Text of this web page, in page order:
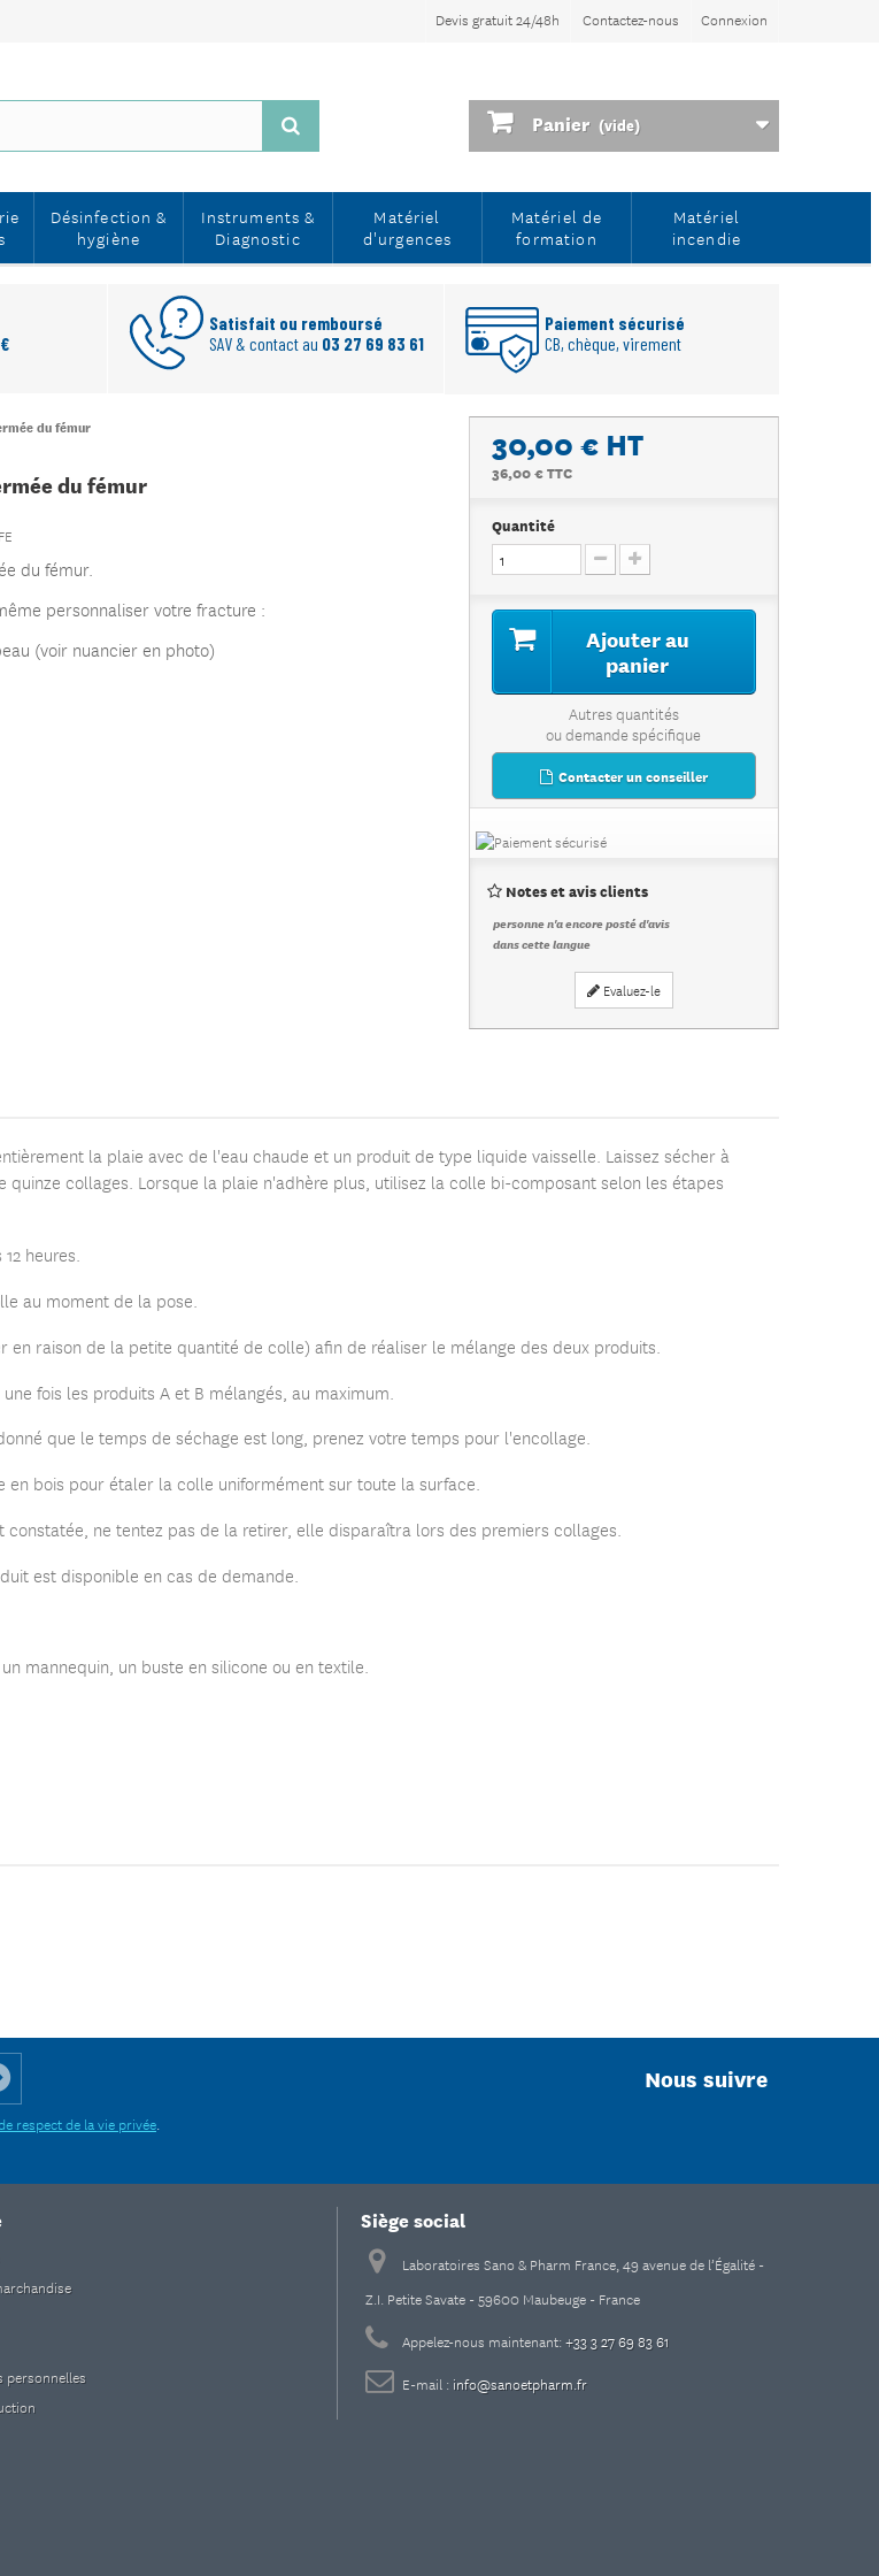
Connexion
Contactez-nous
Devis gratuit 24/48h
Panier (vide)
Désinfection &
hygiène
Instruments &
Diagnostic
Matériel
d'urgences
Matériel de
formation
Matériel
incendie
Satisfait ou remboursé
SAV & contact au 03 27 69 83 61
Paiement sécurisé
CB, chèque, virement
du fémur
du fémur
du fémur.
personnaliser votre fracture :
(voir nuancier en photo)
30,00 €HT
36,00 € TTC
Quantité
Ajouter au
panier
Autres quantités
ou demande spécifique
Contacter un conseiller
Notes et avis clients
personne n'a encore posté d'avis
dans cette langue
Evaluez-le
la plaie avec de l'eau chaude et un produit de type liquide vaisselle. Laissez sécher à
collages. Lorsque la plaie n'adhère plus, utilisez la colle bi-composant selon les étapes
heures.
au moment de la pose.
raison de la petite quantité de colle) afin de réaliser le mélange des deux produits.
fois les produits A et B mélangés, au maximum.
que le temps de séchage est long, prenez votre temps pour l'encollage.
bois pour étaler la colle uniformément sur toute la surface.
ne tentez pas de la retirer, elle disparaîtra lors des premiers collages.
est disponible en cas de demande.
mannequin, un buste en silicone ou en textile.
respect de la vie privée.
Nous suivre
personnelles
Siège social
Laboratoires Sano & Pharm France, 49 avenue de l’Égalité -
Z.I. Petite Savate - 59600 Maubeuge - France
Appelez-nous maintenant:+33 3 27 69 83 61
E-mail : info@sanoetpharm.fr